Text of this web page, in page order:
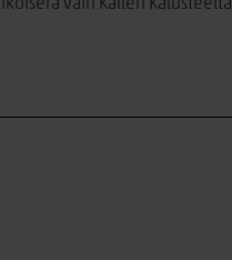
vain Kallen Kalusteelta